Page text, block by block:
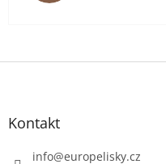
Z
Kontakt
info@europelisky.cz